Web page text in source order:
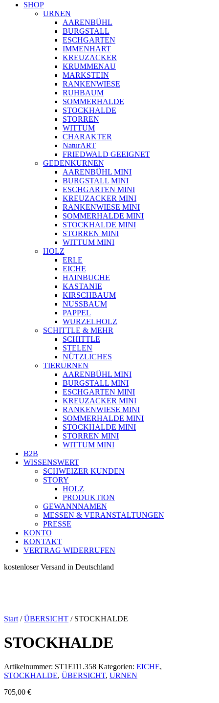
SHOP
URNEN
AARENBÜHL
BURGSTALL
ESCHGARTEN
IMMENHART
KREUZACKER
KRUMMENAU
MARKSTEIN
RANKENWIESE
RUHBAUM
SOMMERHALDE
STOCKHALDE
STORREN
WITTUM
CHARAKTER
NaturART
FRIEDWALD GEEIGNET
GEDENKURNEN
AARENBÜHL MINI
BURGSTALL MINI
ESCHGARTEN MINI
KREUZACKER MINI
RANKENWIESE MINI
SOMMERHALDE MINI
STOCKHALDE MINI
STORREN MINI
WITTUM MINI
HOLZ
ERLE
EICHE
HAINBUCHE
KASTANIE
KIRSCHBAUM
NUSSBAUM
PAPPEL
WURZELHOLZ
SCHITTLE & MEHR
SCHITTLE
STELEN
NÜTZLICHES
TIERURNEN
AARENBÜHL MINI
BURGSTALL MINI
ESCHGARTEN MINI
KREUZACKER MINI
RANKENWIESE MINI
SOMMERHALDE MINI
STOCKHALDE MINI
STORREN MINI
WITTUM MINI
B2B
WISSENSWERT
SCHWEIZER KUNDEN
STORY
HOLZ
PRODUKTION
GEWANNNAMEN
MESSEN & VERANSTALTUNGEN
PRESSE
KONTO
KONTAKT
VERTRAG WIDERRUFEN
kostenloser Versand in Deutschland
Start /ÜBERSICHT / STOCKHALDE
STOCKHALDE
Artikelnummer: ST1EI11.358 Kategorien: EICHE,
STOCKHALDE, ÜBERSICHT, URNEN
705,00 €